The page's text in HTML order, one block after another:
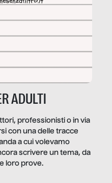
ADULTI
professionisti o in via
con una delle tracce
a cui volevamo
scrivere un tema, da
loro prove.